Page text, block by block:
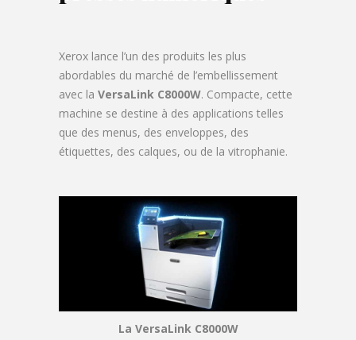
Xerox lance l’un des produits les plus
abordables du marché de l’embellissement
avec la VersaLink C8000W. Compacte, cette
machine se destine à des applications telles
que des menus, des enveloppes, des
étiquettes, des calques, ou de la vitrophanie.
La VersaLink C8000W